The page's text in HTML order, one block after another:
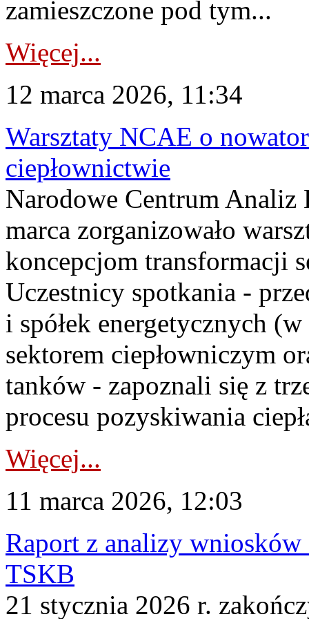
zamieszczone pod tym...
Więcej...
12 marca 2026, 11:34
Warsztaty NCAE o
ciepłownictwie
Narodowe Centrum
marca zorganizowało
koncepcjom transformacji
Uczestnicy spotkania -
i spółek energetycznych
sektorem ciepłowniczym
tanków - zapoznali się z
procesu pozyskiwania
Więcej...
11 marca 2026, 12:03
Raport z analizy
TSKB
21 stycznia 2026 r.